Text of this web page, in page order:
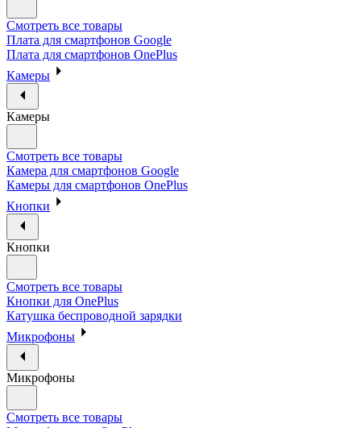
Смотреть все товары
Плата для смартфонов Google
Плата для смартфонов OnePlus
Камеры
Камеры
Смотреть все товары
Камера для смартфонов Google
Камеры для смартфонов OnePlus
Кнопки
Кнопки
Смотреть все товары
Кнопки для OnePlus
Катушка беспроводной зарядки
Микрофоны
Микрофоны
Смотреть все товары